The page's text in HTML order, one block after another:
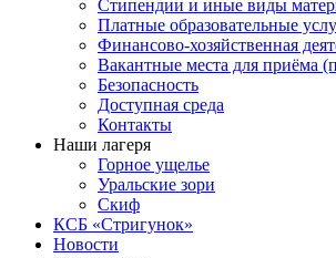
Стипендии и иные виды
Платные образовательные
Финансово-хозяйственная
Вакантные места для приёма
Безопасность
Доступная среда
Контакты
Наши лагеря
Горное ущелье
Уральские зори
Скиф
КСБ «Стригунок»
Новости